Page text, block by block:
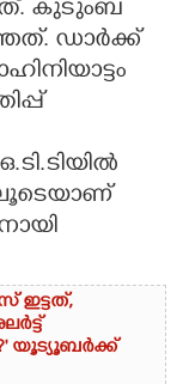
കുടുംബ
ഡാർക്ക്
ഇട്ടത്,